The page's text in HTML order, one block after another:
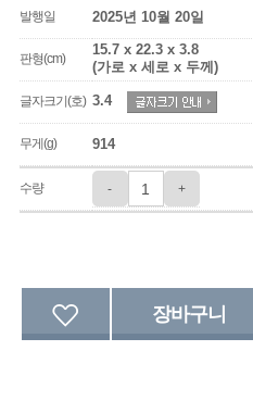
발행일 2025년 10월 20일
판형(cm)
15.7 x 22.3 x 3.8
(가로 x 세로 x 두께)
글자크기(호) 3.4
무게(g) 914
수량 - +